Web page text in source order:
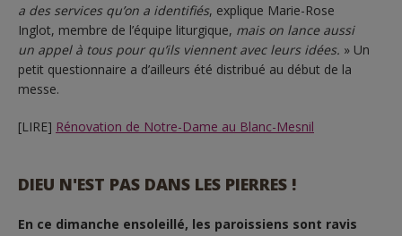
a des services qu’on a identifiés, explique Marie-Rose
Inglot, membre de l’équipe liturgique, mais on lance aussi
un appel à tous pour qu’ils viennent avec leurs idées. » Un
petit questionnaire a d’ailleurs été distribué au début de la
messe.
[LIRE] Rénovation de Notre-Dame au Blanc-Mesnil
DIEU N'EST PAS DANS LES PIERRES !
En ce dimanche ensoleillé, les paroissiens sont ravis